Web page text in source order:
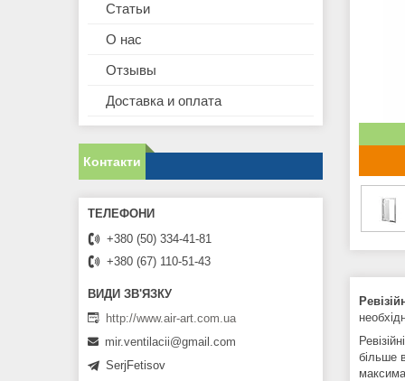
більше
Статьи
О нас
Отзывы
Доставка и оплата
Контакти
+380 (50) 334-41-81
+380 (67) 110-51-43
http://www.air-art.com.ua
mir.ventilacii@gmail.com
SerjFetisov